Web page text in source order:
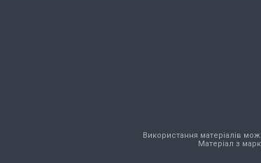
Використання матеріалів
Матеріал з